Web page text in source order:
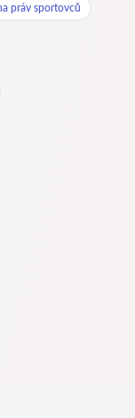
práv sportovců